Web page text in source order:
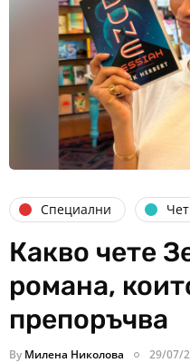
Специални
Какво чете
романа,
препоръчва
By Милена Николова 29/07/